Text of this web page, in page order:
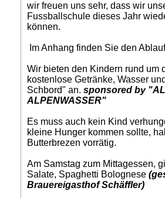
wir freuen uns sehr, dass wir
Fussballschule dieses Jahr
können.
Im Anhang finden Sie den
Wir bieten den Kindern rund um
kostenlose Getränke, Wasser
Schbord" an.sponsored by
ALPENWASSER"
Es muss auch kein Kind
kleine Hunger kommen sollte,
Butterbrezen vorrätig.
Am Samstag zum Mittagessen,
Salate, Spaghetti Bolognese
Brauereigasthof Schäffler)